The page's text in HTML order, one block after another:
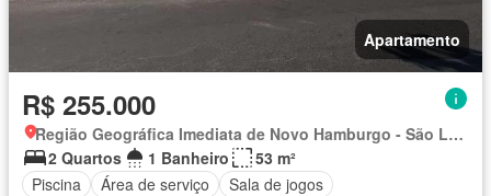
Apartamento
R$ 255.000
Região Geográfica Imediata de Novo Hamburgo - São Leopoldo, Região Metropolitana de Porto Alegre
2 Quartos
1 Banheiro
53 m²
Piscina
Área de serviço Sala de jogos